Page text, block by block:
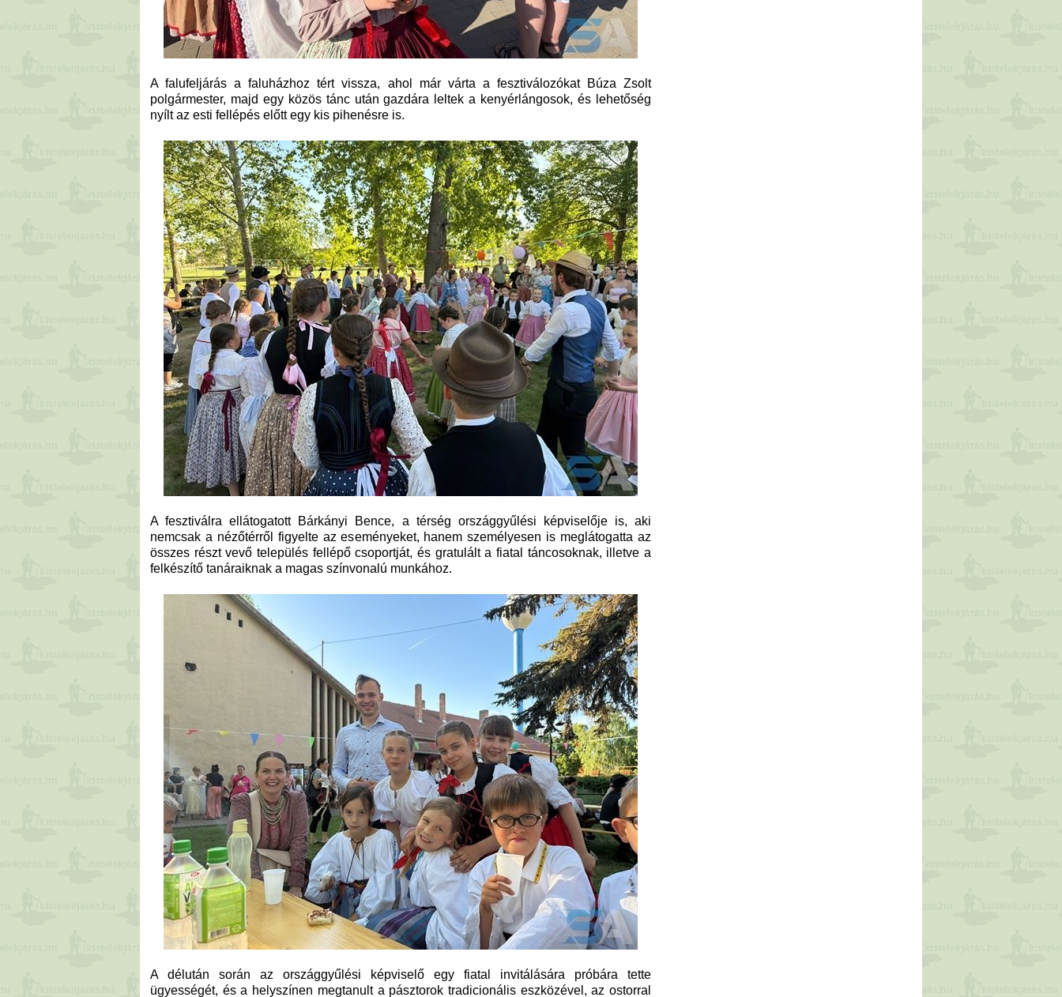
A falufeljárás a faluházhoz tért vissza, ahol már várta a fesztiválozókat Búza Zsolt
polgármester, majd egy közös tánc után gazdára leltek a kenyérlángosok, és lehetőség
nyílt az esti fellépés előtt egy kis pihenésre is.
A fesztiválra ellátogatott Bárkányi Bence, a térség országgyűlési képviselője is, aki
nemcsak a nézőtérről figyelte az eseményeket, hanem személyesen is meglátogatta az
összes részt vevő település fellépő csoportját, és gratulált a fiatal táncosoknak, illetve a
felkészítő tanáraiknak a magas színvonalú munkához.
A délután során az országgyűlési képviselő egy fiatal invitálására próbára tette
ügyességét, és a helyszínen megtanult a pásztorok tradicionális eszközével, az ostorral